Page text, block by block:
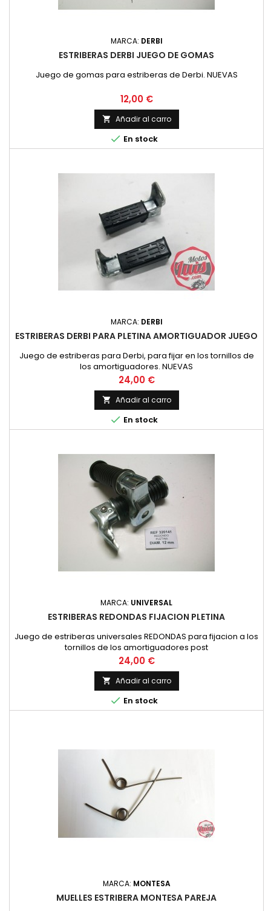
MARCA: DERBI
ESTRIBERAS DERBI JUEGO DE GOMAS
Juego de gomas para estriberas de Derbi. NUEVAS
Precio
12,00 €
 Añadir al carro
 En stock
MARCA: DERBI
ESTRIBERAS DERBI PARA PLETINA AMORTIGUADOR JUEGO
Juego de estriberas para Derbi, para fijar en los tornillos de
los amortiguadores. NUEVAS
Precio
24,00 €
 Añadir al carro
 En stock
MARCA: UNIVERSAL
ESTRIBERAS REDONDAS FIJACION PLETINA
Juego de estriberas universales REDONDAS para fijacion a los
tornillos de los amortiguadores post
Precio
24,00 €
 Añadir al carro
 En stock
MARCA: MONTESA
MUELLES ESTRIBERA MONTESA PAREJA